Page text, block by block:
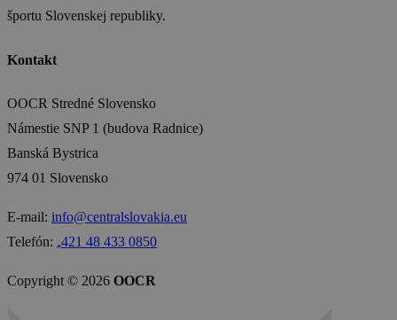
športu Slovenskej republiky.
Kontakt
OOCR Stredné Slovensko
Námestie SNP 1 (budova Radnice)
Banská Bystrica
974 01 Slovensko
E-mail: info@centralslovakia.eu
Telefón: ₊421 48 433 0850
Copyright © 2026 OOCR